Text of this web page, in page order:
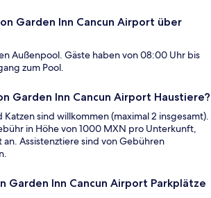
Garden Inn Cancun Airport über
Außenpool. Gäste haben von 08:00 Uhr bis
zum Pool.
Garden Inn Cancun Airport Haustiere?
Katzen sind willkommen (maximal 2 insgesamt).
in Höhe von 1000 MXN pro Unterkunft,
Assistenztiere sind von Gebühren
Garden Inn Cancun Airport Parkplätze